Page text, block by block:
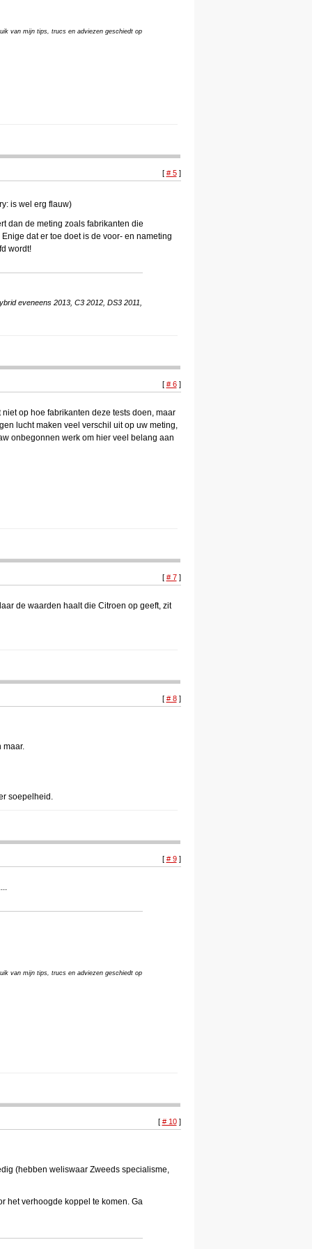
van mijn tips, trucs en adviezen geschiedt op
[ # 5]
is wel erg flauw)
dan de meting zoals fabrikanten die
dat er toe doet is de voor- en nameting
wordt!
eveneens 2013, C3 2012, DS3 2011,
[ # 6]
op hoe fabrikanten deze tests doen, maar
lucht maken veel verschil uit op uw meting,
onbegonnen werk om hier veel belang aan
[ # 7]
de waarden haalt die Citroen op geeft, zit
[ # 8]
maar.
soepelheid.
[ # 9]
van mijn tips, trucs en adviezen geschiedt op
[ # 10]
(hebben weliswaar Zweeds specialisme,
het verhoogde koppel te komen. Ga